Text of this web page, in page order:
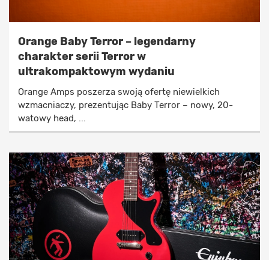
Orange Baby Terror – legendarny
charakter serii Terror w
ultrakompaktowym wydaniu
Orange Amps poszerza swoją ofertę niewielkich
wzmacniaczy, prezentując Baby Terror – nowy, 20-
watowy head, ...